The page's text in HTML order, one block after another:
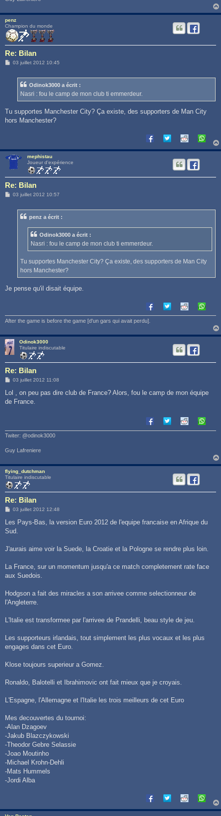
penz
Champion du monde
Re: Bilan
M03 juillet 2012 10:45
Odinok3000 a écrit :
Nasri : fou le camp de mon club ti emmerdeur.
Tu supportes Manchester City? Ça existe, des supporters de Man City
hors Manchester?
mephistau
Joueur d'expérience
Re: Bilan
M03 juillet 2012 10:57
penz a écrit :
Odinok3000 a écrit :
Nasri : fou le camp de mon club ti emmerdeur.
Tu supportes Manchester City? Ça existe, des supporters de Man City
hors Manchester?
Je pense qu'il disait équipe.
After the game is before the game [d'un gars qui avait perdu].
Odinok3000
Titulaire indiscutable
Re: Bilan
M
s
a
03 juillet 2012 11:08
Lol , on peu pas dire club de France? Alors, fou le camp de mon équipe
de France.
Twiter: @odinok3000
Guy Lafreniere
flying_dutchman
Titulaire indiscutable
Re: Bilan
M
s
a
03 juillet 2012 12:48
Les Pays-Bas, la version Euro 2012 de l'equipe francaise en Afrique du
Sud.
J'aurais aime voir la Suede, la Croatie et la Pologne se rendre plus loin.
La France, sur un momentum jusqu'a ce match completement rate face
aux Suedois.
Hodgson a fait des miracles a son arrivee comme selectionneur de
l'Angleterre.
L'Italie est transformee par l'arrivee de Prandelli, beau style de jeu.
Les supporteurs irlandais, tout simplement les plus vocaux et les plus
engages dans cet Euro.
Klose toujours superieur a Gomez.
Ronaldo, Balotelli et Ibrahimovic ont fait mieux que je croyais.
L'Espagne, l'Allemagne et l'Italie les trois meilleurs de cet Euro
Mes decouvertes du tournoi:
-Alan Dzagoev
-Jakub Blazczykowski
-Theodor Gebre Selassie
-Joao Moutinho
-Michael Krohn-Dehli
-Mats Hummels
-Jordi Alba